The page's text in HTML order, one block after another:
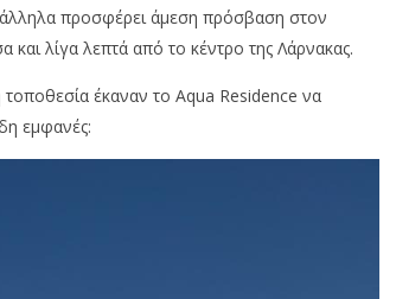
προσφέρει άμεση πρόσβαση στον
και λίγα λεπτά από το κέντρο της Λάρνακας.
τοποθεσία έκαναν το Aqua Residence να
εμφανές: